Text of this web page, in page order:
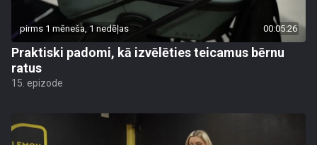
pirms 1 mēneša, 1 nedēļas 00:05:26
Praktiski padomi, kā izvēlēties teicamus bērnu
ratus
15. epizode